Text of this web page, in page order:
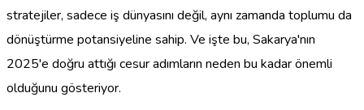
stratejiler, sadece iş dünyasını değil, aynı zamanda toplumu da
dönüştürme potansiyeline sahip. Ve işte bu, Sakarya'nın
2025'e doğru attığı cesur adımların neden bu kadar önemli
olduğunu gösteriyor.